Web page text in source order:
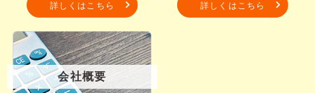
詳しくはこちら 詳しくはこちら
会社概要